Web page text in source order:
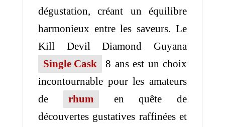
dégustation, créant un équilibre
harmonieux entre les saveurs. Le
Kill Devil Diamond Guyana
Single Cask
8 ans est un choix
incontournable pour les amateurs
de
rhum
en quête de
découvertes gustatives raffinées et